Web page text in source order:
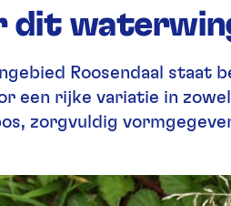
dit
Roosendaal staat
een rijke variatie in
zorgvuldig